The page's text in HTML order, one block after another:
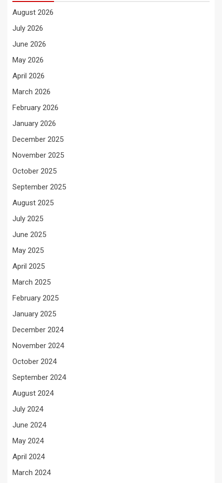
August 2026
July 2026
June 2026
May 2026
April 2026
March 2026
February 2026
January 2026
December 2025
November 2025
October 2025
September 2025
August 2025
July 2025
June 2025
May 2025
April 2025
March 2025
February 2025
January 2025
December 2024
November 2024
October 2024
September 2024
August 2024
July 2024
June 2024
May 2024
April 2024
March 2024